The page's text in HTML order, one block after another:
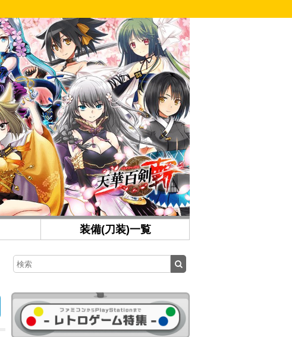
装備(刀装)一覧